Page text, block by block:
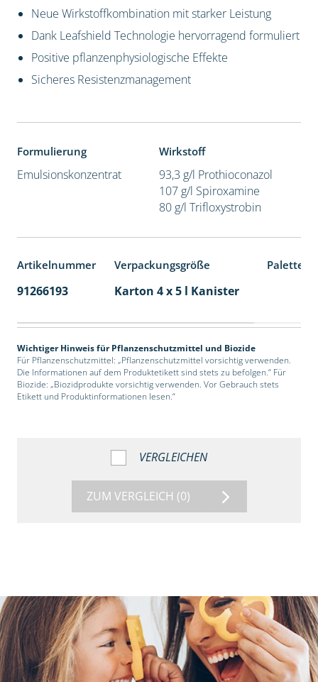
Neue Wirkstoffkombination mit starker Leistung
Dank Leafshield Technologie hervorragend formuliert
Positive pflanzenphysiologische Effekte
Sicheres Resistenzmanagement
Formulierung
Emulsionskonzentrat
Wirkstoff
93,3 g/l Prothioconazol
107 g/l Spiroxamine
80 g/l Trifloxystrobin
Artikelnummer Verpackungsgröße
91266193 Karton 4 x 5 l Kanister
Wichtiger Hinweis für Pflanzenschutzmittel und Biozide
Für Pflanzenschutzmittel: „Pflanzenschutzmittel vorsichtig verwenden.
Die Informationen auf dem Produktetikett sind stets zu befolgen.“ Für
Biozide: „Biozidprodukte vorsichtig verwenden. Vor Gebrauch stets
Etikett und Produktinformationen lesen.“
VERGLEICHEN
ZUM VERGLEICH (0)